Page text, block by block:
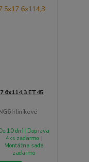
6x114,3 ET45
hliníkové
Do 10 dní | Doprava
4ks zadarmo |
Montážna sada
zadarmo